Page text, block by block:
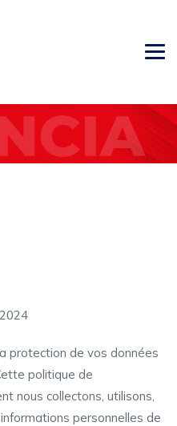
protection de vos données
politique de
nous collectons, utilisons,
personnelles de